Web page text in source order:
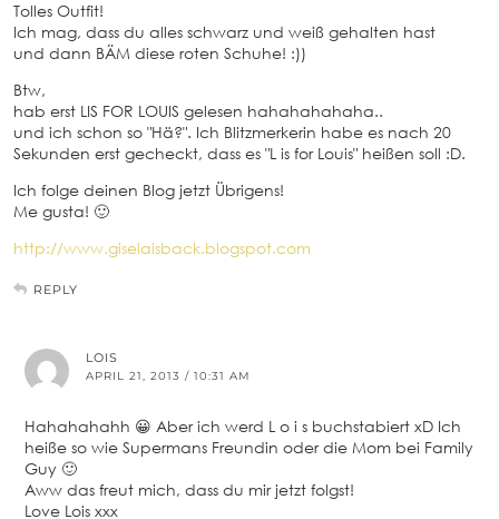
Tolles Outfit!
Ich mag, dass du alles schwarz und weiß gehalten hast
und dann BÄM diese roten Schuhe! :))
Btw,
hab erst LIS FOR LOUIS gelesen hahahahahaha..
und ich schon so "Hä?". Ich Blitzmerkerin habe es nach 20
Sekunden erst gecheckt, dass es "L is for Louis" heißen soll :D.
Ich folge deinen Blog jetzt Übrigens!
Me gusta! 🙂
http://www.giselaisback.blogspot.com
REPLY
LOIS
APRIL 21, 2013 / 10:31 AM
Hahahahahh 😀 Aber ich werd L o i s buchstabiert xD Ich
heiße so wie Supermans Freundin oder die Mom bei Family
Guy 🙂
Aww das freut mich, dass du mir jetzt folgst!
Love Lois xxx